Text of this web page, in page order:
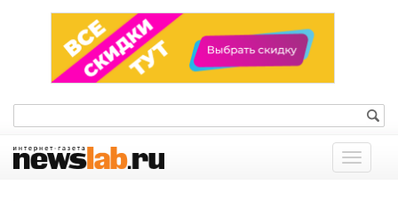
Показать
меню